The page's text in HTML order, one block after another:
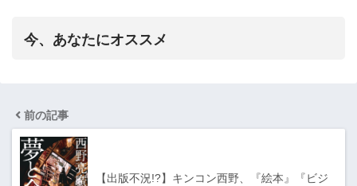
今、あなたにオススメ
前の記事
【出版不況!?】キンコン西野、『絵本』『ビジ